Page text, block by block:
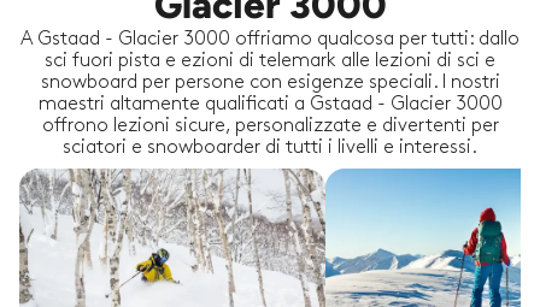
A Gstaad - Glacier 3000 offriamo qualcosa per tutti: dallo
sci fuori pista e ezioni di telemark alle lezioni di sci e
snowboard per persone con esigenze speciali. I nostri
maestri altamente qualificati a Gstaad - Glacier 3000
offrono lezioni sicure, personalizzate e divertenti per
sciatori e snowboarder di tutti i livelli e interessi.